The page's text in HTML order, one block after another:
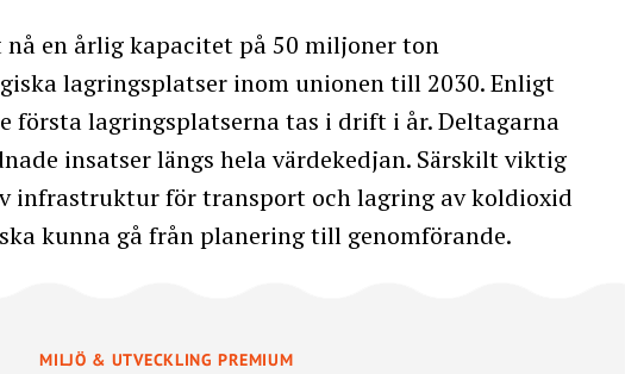
en årlig kapacitet på 50 miljoner ton
lagringsplatser inom unionen till 2030. Enligt
första lagringsplatserna tas i drift i år. Deltagarna
insatser längs hela värdekedjan. Särskilt viktig
infrastruktur för transport och lagring av koldioxid
kunna gå från planering till genomförande.
MILJÖ & UTVECKLING PREMIUM